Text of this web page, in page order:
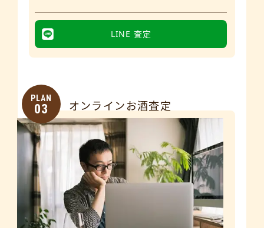
LINE 査定
PLAN
03 オンラインお酒査定